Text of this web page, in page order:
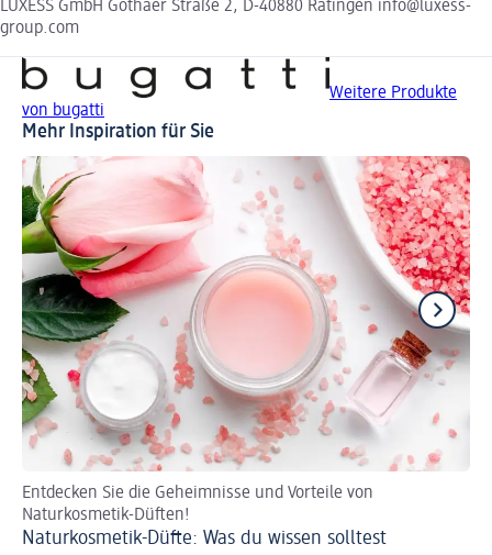
LUXESS GmbH Gothaer Straße 2, D-40880 Ratingen info@luxess-
group.com
Weitere Produkte
von bugatti
Mehr Inspiration für Sie
Entdecken Sie die Geheimnisse und Vorteile von
Naturkosmetik-Düften!
Naturkosmetik-Düfte: Was du wissen solltest